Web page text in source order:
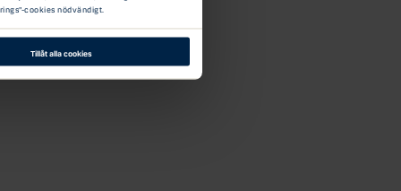
cookies nödvändigt.
Tillåt alla cookies